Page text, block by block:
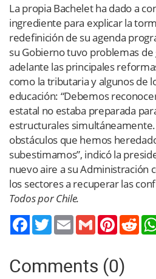
La propia Bachelet ha dado a
ingrediente para explicar la
redefinición de su agenda
su Gobierno tuvo problemas
adelante las principales
como la tributaria y algunos de
educación: “Debemos
estatal no estaba preparada
estructurales
obstáculos que hemos
subestimamos”, indicó la
nuevo aire a su Administración
los sectores a recuperar las
Todos por Chile.
TwitterEmail Gmail Pinterest
Comments (0)